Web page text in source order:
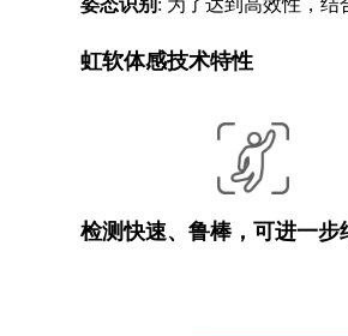
姿态识别 : 为了达到高效性，结
虹软体感技术特性
检测快速、鲁棒，可进一步